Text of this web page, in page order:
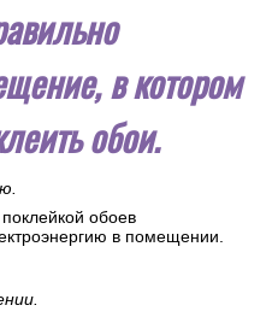
в котором
обои.
обоев
в помещении.